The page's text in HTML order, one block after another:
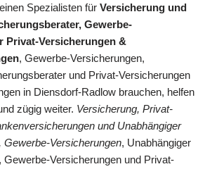
Spezialisten für Versicherung und
Gewerbe-
Privat-Versicherungen &
, Gewerbe-Versicherungen,
und Privat-Versicherungen
in Diensdorf-Radlow brauchen, helfen
zügig weiter. Versicherung, Privat-
und Unabhängiger
Gewerbe-Versicherungen, Unabhängiger
Gewerbe-Versicherungen und Privat-